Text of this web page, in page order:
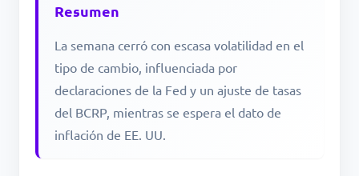
Resumen
La semana cerró con escasa volatilidad en el
tipo de cambio, influenciada por
declaraciones de la Fed y un ajuste de tasas
del BCRP, mientras se espera el dato de
inflación de EE. UU.